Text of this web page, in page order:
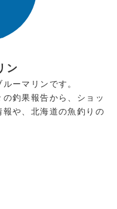
ン
ーマリンです。
釣果報告から、ショッ
や、北海道の魚釣りの